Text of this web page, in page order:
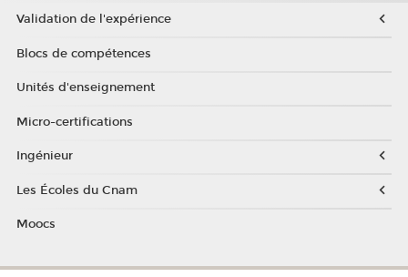
Validation de l'expérience
Blocs de compétences
Unités d'enseignement
Micro-certifications
Ingénieur
Les Écoles du Cnam
Moocs